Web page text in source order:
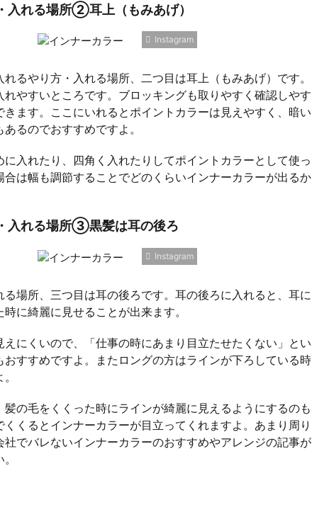
入れる場所②耳上（もみあげ）
Instagram
るやり方・入れる場所、二つ目は耳上（もみあげ）です。
やすいところです。ブロッキングも取りやすく確認しやす
きます。ここにいれるとポイントカラーは見えやすく、暗い
るのでおすすめですよ。
入れたり、四角く入れたりしてポイントカラーとして使っ
は幅も調節することでどのくらいインナーカラーが出るか
入れる場所③黒髪は耳の後ろ
Instagram
場所、三つ目は耳の後ろです。耳の後ろに入れると、耳に
に綺麗に見せることが出来ます。
にくいので、「仕事の時にあまり目立たせたくない」とい
おすすめですよ。またロングの方はラインが下ろしている時
の毛をくくった時にラインが綺麗に見えるようにするのも
くるとインナーカラーが目立ってくれますよ。あまり周り
でバレないインナーカラーのおすすめやアレンジの記事が